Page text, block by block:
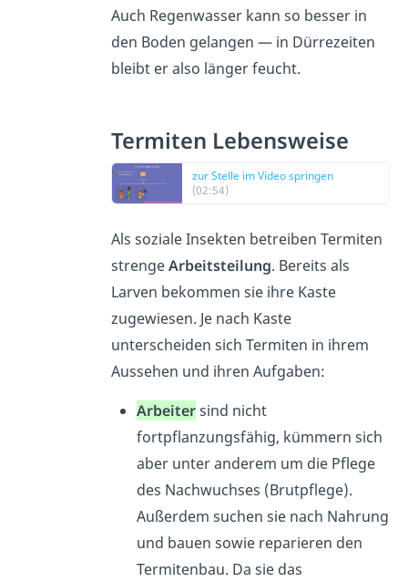
Auch Regenwasser kann so besser in
den Boden gelangen — in Dürrezeiten
bleibt er also länger feucht.
Termiten Lebensweise
zur Stelle im Video springen
(02:54)
Als soziale Insekten betreiben Termiten
strengeArbeitsteilung. Bereits als
Larven bekommen sie ihre Kaste
zugewiesen. Je nach Kaste
unterscheiden sich Termiten in ihrem
Aussehen und ihren Aufgaben:
Arbeitersind nicht
fortpflanzungsfähig, kümmern sich
aber unter anderem um die Pflege
des Nachwuchses (Brutpflege).
Außerdem suchen sie nach Nahrung
und bauen sowie reparieren den
Termitenbau. Da sie das